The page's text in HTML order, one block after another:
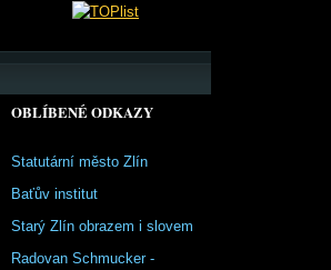
OBLÍBENÉ ODKAZY
Statutární město Zlín
Baťův institut
Starý Zlín obrazem i slovem
Radovan Schmucker -